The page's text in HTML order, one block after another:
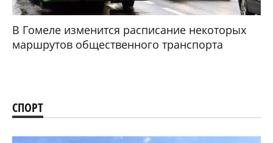
В Гомеле изменится расписание некоторых
маршрутов общественного транспорта
СПОРТ